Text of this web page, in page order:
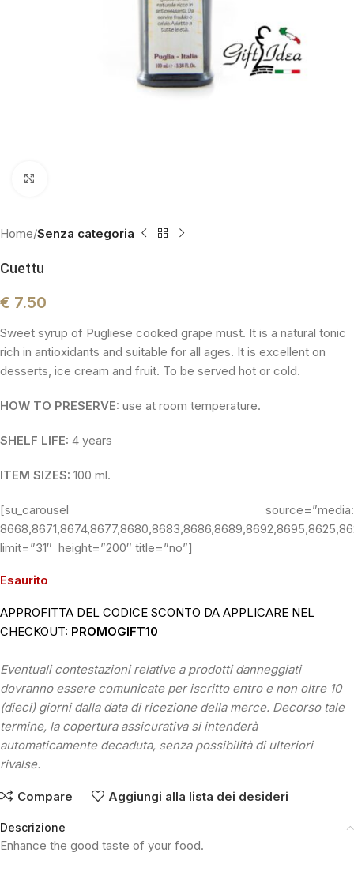
Home Senza categoria
Cuettu
€ 7.50
Sweet syrup of Pugliese cooked grape must. It is a natural tonic
rich in antioxidants and suitable for all ages. It is excellent on
desserts, ice cream and fruit. To be served hot or cold.
HOW TO PRESERVE: use at room temperature.
SHELF LIFE: 4 years
ITEM SIZES: 100 ml.
[su_carousel source=”media:
limit=”31″ height=”200″ title=”no”]
Esaurito
APPROFITTA DEL CODICE SCONTO DA APPLICARE NEL
CHECKOUT: PROMOGIFT10
Eventuali contestazioni relative a prodotti danneggiati
dovranno essere comunicate per iscritto entro e non oltre 10
(dieci) giorni dalla data di ricezione della merce. Decorso tale
termine, la copertura assicurativa si intenderà
automaticamente decaduta, senza possibilità di ulteriori
rivalse.
Compare Aggiungi alla lista dei desideri
Descrizione
Enhance the good taste of your food.